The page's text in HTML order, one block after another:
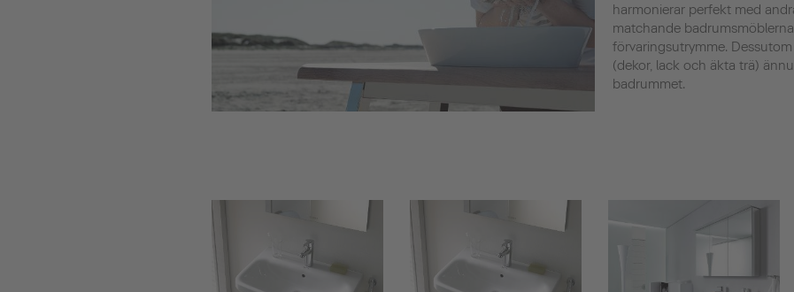
harmonierar perfekt med
matchande
förvaringsutrymme.
(dekor, lack och äkta trä)
badrummet.